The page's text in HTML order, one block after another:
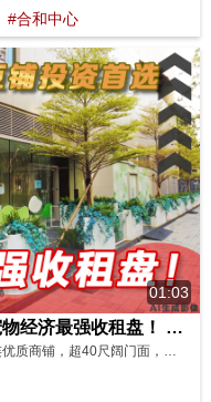
#合和中心
01:03
独家代理 元朗雨后地下4-5号铺 宠物经济最强收租盘！ 元朗雨后巨铺投资首选！
📍 元朗宏业西街21号「雨后」地下4-5号相连优质商铺，超40尺阔门面，极吸睛引流！👀 🚗 门口可停车，方便宠物家长带毛孩直入！ 🏥 超强租户：知名动物医疗中心，稳定到爆！ 💉 宠物生病本地即看，医疗需求超稳，完全不受北上消费影响，宠物经济长线爆发！ 🚇 步行至朗屏站仅需4分钟，地铁客流直达 + 周边新楼盘住宅群，日日人流如织！ 💰 租金回报高达5厘！投资收租无忧，兼享铺位升值潜力，...